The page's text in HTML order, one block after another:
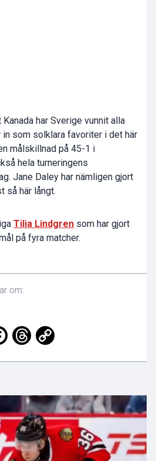
har Sverige vunnit alla
in som solklara favoriter i det här
målskillnad på 45-1 i
hela turneringens
Jane Daley har nämligen gjort
så här långt.
Tilia Lindgren som har gjort
på fyra matcher.
om: